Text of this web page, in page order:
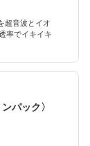
超音波とイオ
率でイキイキ
パック〉